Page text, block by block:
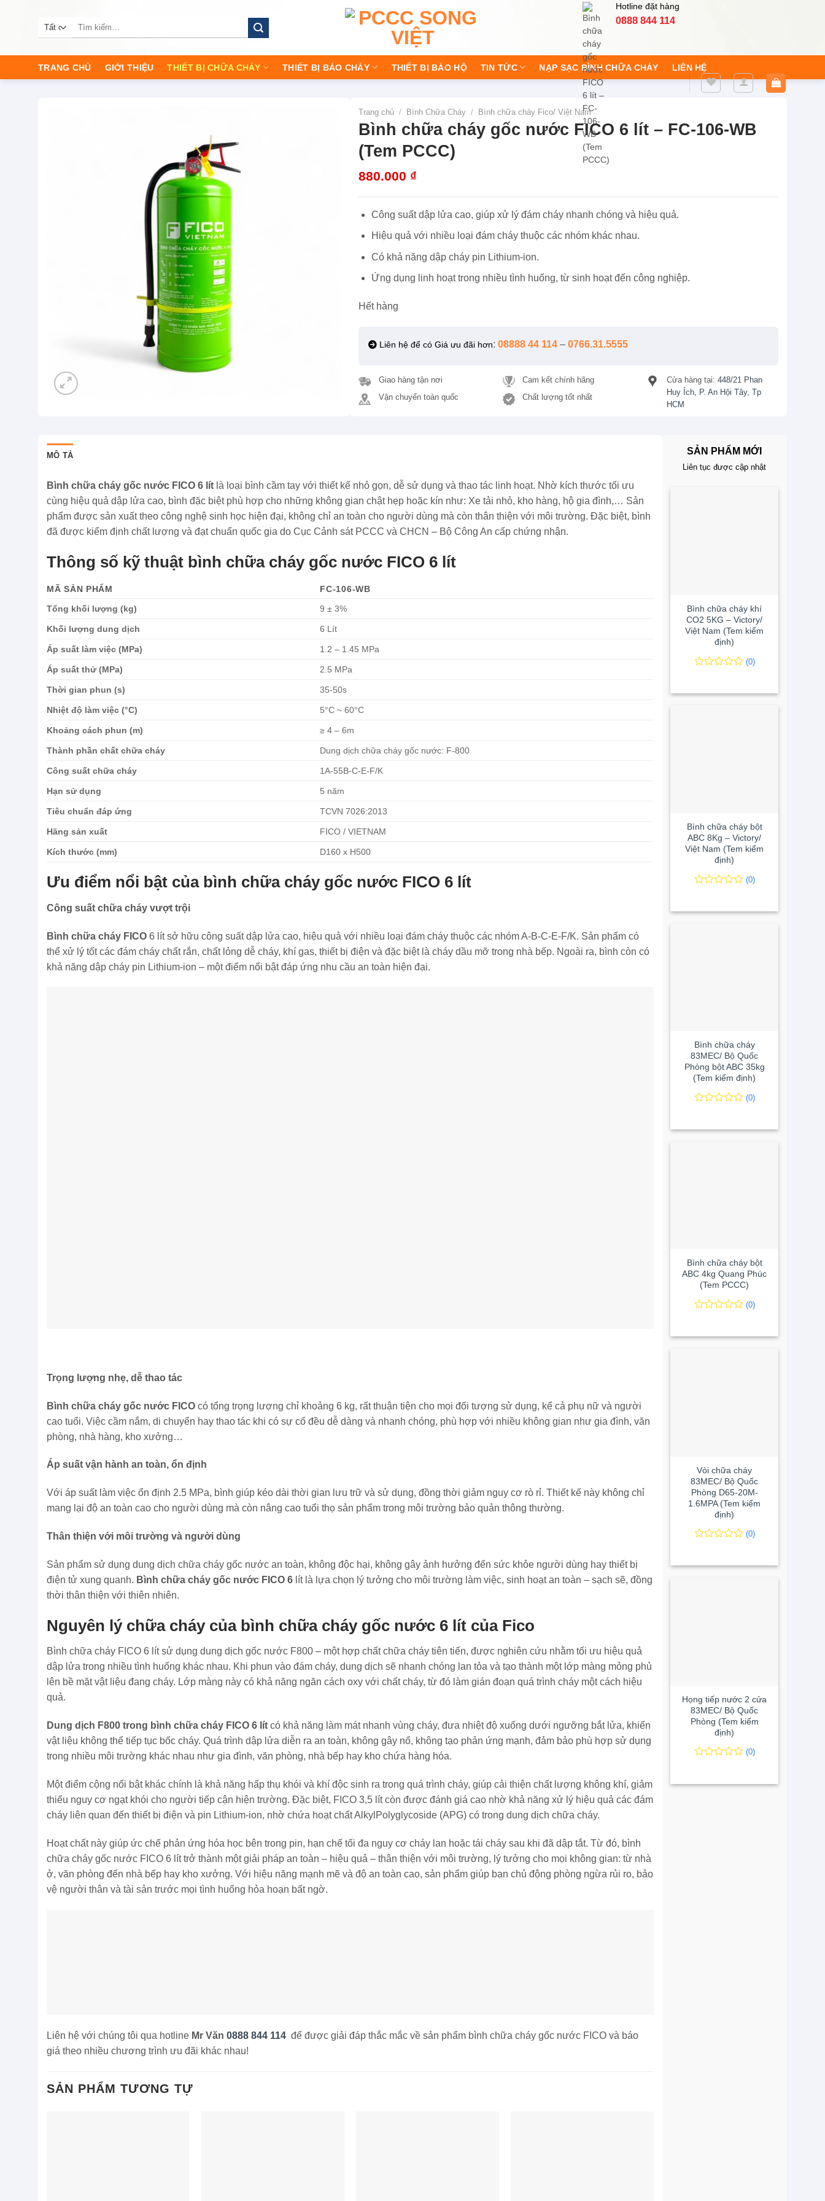
dung
Tìm
Hotline đặt hàng
0888 844 114
TRANG CHỦ GIỚI THIỆU THIẾT BỊ CHỮA CHÁY THIẾT BỊ BÁO CHÁY THIẾT BỊ BẢO HỘ TIN TỨC NẠP SẠC BÌNH CHỮA CHÁY LIÊN HỆ
Trang chủ / Bình Chữa Cháy / Bình chữa cháy Fico/ Việt Nam
Bình chữa cháy gốc nước FICO 6 lít – FC-106-WB
(Tem PCCC)
880.000 ₫
Công suất dập lửa cao, giúp xử lý đám cháy nhanh chóng và hiệu quả.
Hiệu quả với nhiều loại đám cháy thuộc các nhóm khác nhau.
Có khả năng dập cháy pin Lithium-ion.
Ứng dụng linh hoạt trong nhiều tình huống, từ sinh hoạt đến công nghiệp.
Hết hàng
Liên hệ để có Giá ưu đãi hơn:08888 44 114 –0766.31.5555
Giao hàng tận nơi
Vận chuyển toàn quốc
Cam kết chính hãng
Chất lượng tốt nhất
Cửa hàng tại:448/21 Phan
Huy Ích, P. An Hội Tây, Tp
HCM
MÔ TẢ
Bình chữa cháy gốc nước FICO 6 lít là loại bình cầm tay với thiết kế nhỏ gọn, dễ sử dụng và thao tác linh hoạt. Nhờ kích thước tối ưu
cùng hiệu quả dập lửa cao, bình đặc biệt phù hợp cho những không gian chật hẹp hoặc kín như: Xe tải nhỏ, kho hàng, hộ gia đình,… Sản
phẩm được sản xuất theo công nghệ sinh học hiện đại, không chỉ an toàn cho người dùng mà còn thân thiện với môi trường. Đặc biệt, bình
đã được kiểm định chất lượng và đạt chuẩn quốc gia do Cục Cảnh sát PCCC và CHCN – Bộ Công An cấp chứng nhận.
Thông số kỹ thuật bình chữa cháy gốc nước FICO 6 lít
MÃ SẢN PHẨM
FC-106-WB
Tổng khối lượng (kg)
9 ± 3%
Khối lượng dung dịch 6 Lít
Áp suất làm việc (MPa) 1.2 – 1.45 MPa
Áp suất thử (MPa) 2.5 MPa
Thời gian phun (s) 35-50s
Nhiệt độ làm việc (°C) 5°C ~ 60°C
Khoảng cách phun (m) ≥ 4 – 6m
Thành phần chất chữa cháy Dung dịch chữa cháy gốc nước: F-800
Công suất chữa cháy 1A-55B-C-E-F/K
Hạn sử dụng 5 năm
Tiêu chuẩn đáp ứng TCVN 7026:2013
Hãng sản xuất FICO / VIETNAM
Kích thước (mm) D160 x H500
Ưu điểm nổi bật của bình chữa cháy gốc nước FICO 6 lít
Công suất chữa cháy vượt trội
Bình chữa cháy FICO 6 lít sở hữu công suất dập lửa cao, hiệu quả với nhiều loại đám cháy thuộc các nhóm A-B-C-E-F/K. Sản phẩm có
thể xử lý tốt các đám cháy chất rắn, chất lỏng dễ cháy, khí gas, thiết bị điện và đặc biệt là cháy dầu mỡ trong nhà bếp. Ngoài ra, bình còn có
khả năng dập cháy pin Lithium-ion – một điểm nổi bật đáp ứng nhu cầu an toàn hiện đại.
Trọng lượng nhẹ, dễ thao tác
Bình chữa cháy gốc nước FICO có tổng trọng lượng chỉ khoảng 6 kg, rất thuận tiện cho mọi đối tượng sử dụng, kể cả phụ nữ và người
cao tuổi. Việc cầm nắm, di chuyển hay thao tác khi có sự cố đều dễ dàng và nhanh chóng, phù hợp với nhiều không gian như gia đình, văn
phòng, nhà hàng, kho xưởng…
Áp suất vận hành an toàn, ổn định
Với áp suất làm việc ổn định 2.5 MPa, bình giúp kéo dài thời gian lưu trữ và sử dụng, đồng thời giảm nguy cơ rò rỉ. Thiết kế này không chỉ
mang lại độ an toàn cao cho người dùng mà còn nâng cao tuổi thọ sản phẩm trong môi trường bảo quản thông thường.
Thân thiện với môi trường và người dùng
Sản phẩm sử dụng dung dịch chữa cháy gốc nước an toàn, không độc hại, không gây ảnh hưởng đến sức khỏe người dùng hay thiết bị
điện tử xung quanh. Bình chữa cháy gốc nước FICO 6 lít là lựa chọn lý tưởng cho môi trường làm việc, sinh hoạt an toàn – sạch sẽ, đồng
thời thân thiện với thiên nhiên.
Nguyên lý chữa cháy của bình chữa cháy gốc nước 6 lít của Fico
Bình chữa cháy FICO 6 lít sử dụng dung dịch gốc nước F800 – một hợp chất chữa cháy tiên tiến, được nghiên cứu nhằm tối ưu hiệu quả
dập lửa trong nhiều tình huống khác nhau. Khi phun vào đám cháy, dung dịch sẽ nhanh chóng lan tỏa và tạo thành một lớp màng mỏng phủ
lên bề mặt vật liệu đang cháy. Lớp màng này có khả năng ngăn cách oxy với chất cháy, từ đó làm gián đoạn quá trình cháy một cách hiệu
quả.
Dung dịch F800 trong bình chữa cháy FICO 6 lít có khả năng làm mát nhanh vùng cháy, đưa nhiệt độ xuống dưới ngưỡng bắt lửa, khiến
vật liệu không thể tiếp tục bốc cháy. Quá trình dập lửa diễn ra an toàn, không gây nổ, không tạo phản ứng mạnh, đảm bảo phù hợp sử dụng
trong nhiều môi trường khác nhau như gia đình, văn phòng, nhà bếp hay kho chứa hàng hóa.
Một điểm cộng nổi bật khác chính là khả năng hấp thụ khói và khí độc sinh ra trong quá trình cháy, giúp cải thiện chất lượng không khí, giảm
thiểu nguy cơ ngạt khói cho người tiếp cận hiện trường. Đặc biệt, FICO 3,5 lít còn được đánh giá cao nhờ khả năng xử lý hiệu quả các đám
cháy liên quan đến thiết bị điện và pin Lithium-ion, nhờ chứa hoạt chất AlkylPolyglycoside (APG) có trong dung dịch chữa cháy.
Hoạt chất này giúp ức chế phản ứng hóa học bên trong pin, hạn chế tối đa nguy cơ cháy lan hoặc tái cháy sau khi đã dập tắt. Từ đó, bình
chữa cháy gốc nước FICO 6 lít trở thành một giải pháp an toàn – hiệu quả – thân thiện với môi trường, lý tưởng cho mọi không gian: từ nhà
ở, văn phòng đến nhà bếp hay kho xưởng. Với hiệu năng mạnh mẽ và độ an toàn cao, sản phẩm giúp bạn chủ động phòng ngừa rủi ro, bảo
vệ người thân và tài sản trước mọi tình huống hỏa hoạn bất ngờ.
Liên hệ với chúng tôi qua hotline Mr Văn 0888 844 114 để được giải đáp thắc mắc về sản phẩm bình chữa cháy gốc nước FICO và báo
giá theo nhiều chương trình ưu đãi khác nhau!
SẢN PHẨM TƯƠNG TỰ
SẢN PHẨM MỚI
Liên tục được cập nhật
Bình chữa cháy khí
CO2 5KG – Victory/
Việt Nam (Tem kiểm
định)
5
(0)
Bình chữa cháy bột
ABC 8Kg – Victory/
Việt Nam (Tem kiểm
định)
5
(0)
Bình chữa cháy
83MEC/ Bộ Quốc
Phòng bột ABC 35kg
(Tem kiểm định)
5
(0)
Bình chữa cháy bột
ABC 4kg Quang Phúc
(Tem PCCC)
5
(0)
Vòi chữa cháy
83MEC/ Bộ Quốc
Phòng D65-20M-
1.6MPA (Tem kiểm
định)
5
(0)
Họng tiếp nước 2 cửa
83MEC/ Bộ Quốc
Phòng (Tem kiểm
định)
5
(0)